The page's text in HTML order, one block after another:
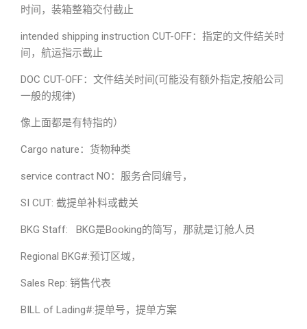
时间，装箱整箱交付截止
intended shipping instruction CUT-OFF：指定的文件结关时
间，航运指示截止
DOC CUT-OFF：文件结关时间(可能没有额外指定,按船公司
一般的规律)
像上面都是有特指的）
Cargo nature：货物种类
service contract NO：服务合同编号，
SI CUT: 截提单补料或截关
BKG Staff: BKG是Booking的简写，那就是订舱人员
Regional BKG#:预订区域，
Sales Rep: 销售代表
BILL of Lading#:提单号，提单方案